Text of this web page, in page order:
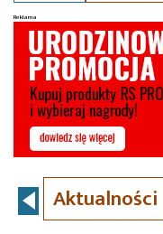
Aktualności